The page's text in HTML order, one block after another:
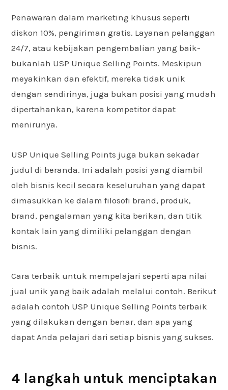
Penawaran dalam marketing khusus seperti
diskon 10%, pengiriman gratis. Layanan pelanggan
24/7, atau kebijakan pengembalian yang baik-
bukanlah USP Unique Selling Points. Meskipun
meyakinkan dan efektif, mereka tidak unik
dengan sendirinya, juga bukan posisi yang mudah
dipertahankan, karena kompetitor dapat
menirunya.
USP Unique Selling Points juga bukan sekadar
judul di beranda. Ini adalah posisi yang diambil
oleh bisnis kecil secara keseluruhan yang dapat
dimasukkan ke dalam filosofi brand, produk,
brand, pengalaman yang kita berikan, dan titik
kontak lain yang dimiliki pelanggan dengan
bisnis.
Cara terbaik untuk mempelajari seperti apa nilai
jual unik yang baik adalah melalui contoh. Berikut
adalah contoh USP Unique Selling Points terbaik
yang dilakukan dengan benar, dan apa yang
dapat Anda pelajari dari setiap bisnis yang sukses.
4 langkah untuk menciptakan